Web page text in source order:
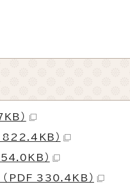
）
822.4KB）
）
（PDF 330.4KB）